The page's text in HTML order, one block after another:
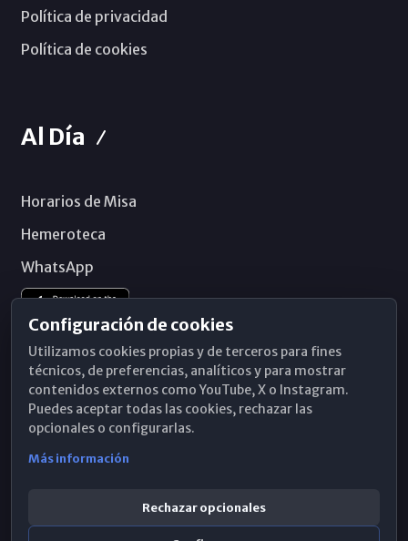
Política de privacidad
Política de cookies
Al Día
Horarios de Misa
Hemeroteca
WhatsApp
Configuración de cookies
Utilizamos cookies propias y de terceros para fines
técnicos, de preferencias, analíticos y para mostrar
contenidos externos como YouTube, X o Instagram.
Puedes aceptar todas las cookies, rechazar las
opcionales o configurarlas.
Más información
Rechazar opcionales